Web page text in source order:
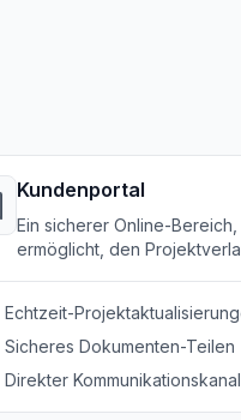
Kundenportal
Ein sicherer Online-
ermöglicht, den
Echtzeit-
Sicheres Dokumenten-Teilen
Direkter Kommunikationskanal